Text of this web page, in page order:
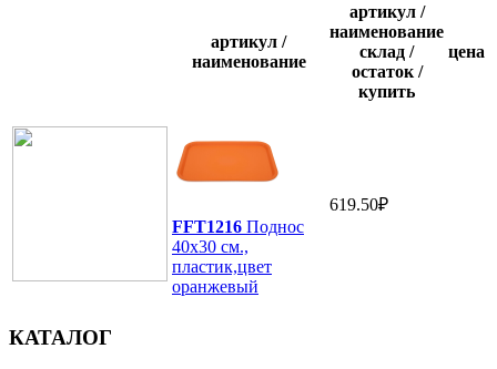
артикул /
наименование
артикул /
наименование
склад /
остаток /
купить
цена
FFT1216 Поднос
40х30 см.,
пластик,цвет
оранжевый
619.50₽
КАТАЛОГ